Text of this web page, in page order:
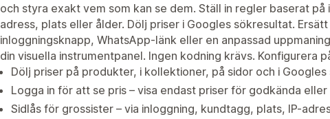
och styra exakt vem som kan se dem. Ställ in regler baserat
adress, plats eller ålder. Dölj priser i Googles sökresultat.
inloggningsknapp, WhatsApp-länk eller en anpassad
din visuella instrumentpanel. Ingen kodning krävs. Konfigurera
Dölj priser på produkter, i kollektioner, på sidor och i
Logga in för att se pris – visa endast priser för godkända
Sidlås för grossister – via inloggning, kundtagg, plats, IP-